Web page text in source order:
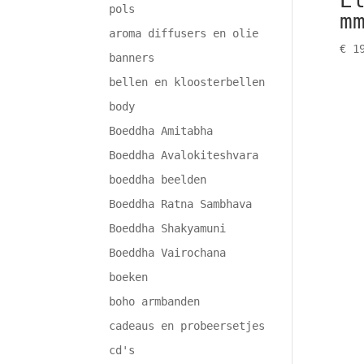
mm
€
pols
aroma diffusers en olie
banners
bellen en kloosterbellen
body
Boeddha Amitabha
Boeddha Avalokiteshvara
boeddha beelden
Boeddha Ratna Sambhava
Boeddha Shakyamuni
Boeddha Vairochana
boeken
boho armbanden
cadeaus en probeersetjes
cd's